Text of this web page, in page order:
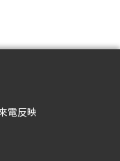
電反映